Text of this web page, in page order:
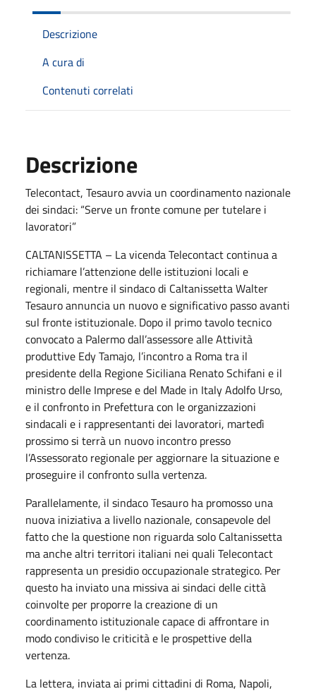
Descrizione
A cura di
Contenuti correlati
Descrizione
Telecontact, Tesauro avvia un coordinamento nazionale
dei sindaci: “Serve un fronte comune per tutelare i
lavoratori”
CALTANISSETTA – La vicenda Telecontact continua a
richiamare l’attenzione delle istituzioni locali e
regionali, mentre il sindaco di Caltanissetta Walter
Tesauro annuncia un nuovo e significativo passo avanti
sul fronte istituzionale. Dopo il primo tavolo tecnico
convocato a Palermo dall’assessore alle Attività
produttive Edy Tamajo, l’incontro a Roma tra il
presidente della Regione Siciliana Renato Schifani e il
ministro delle Imprese e del Made in Italy Adolfo Urso,
e il confronto in Prefettura con le organizzazioni
sindacali e i rappresentanti dei lavoratori, martedì
prossimo si terrà un nuovo incontro presso
l’Assessorato regionale per aggiornare la situazione e
proseguire il confronto sulla vertenza.
Parallelamente, il sindaco Tesauro ha promosso una
nuova iniziativa a livello nazionale, consapevole del
fatto che la questione non riguarda solo Caltanissetta
ma anche altri territori italiani nei quali Telecontact
rappresenta un presidio occupazionale strategico. Per
questo ha inviato una missiva ai sindaci delle città
coinvolte per proporre la creazione di un
coordinamento istituzionale capace di affrontare in
modo condiviso le criticità e le prospettive della
vertenza.
La lettera, inviata ai primi cittadini di Roma, Napoli,